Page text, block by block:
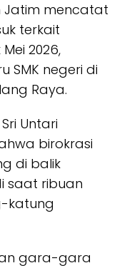
Jatim mencatat
terkait
2026,
SMK negeri di
Raya.
Untari
birokrasi
di balik
saat ribuan
katung
gara-gara